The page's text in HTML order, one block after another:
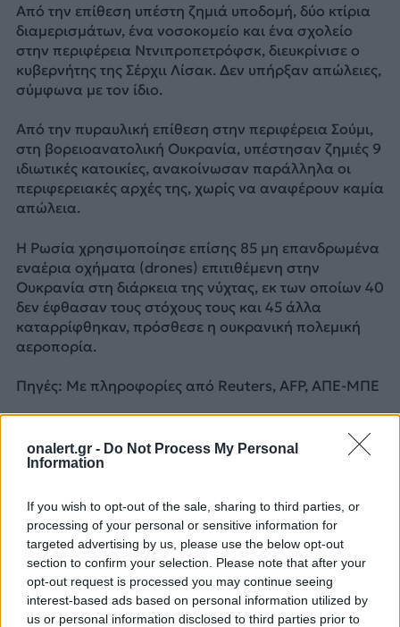
onalert.gr - Do Not Process My Personal
Information
If you wish to opt-out of the sale, sharing to third parties, or
processing of your personal or sensitive information for
targeted advertising by us, please use the below opt-out
section to confirm your selection. Please note that after your
opt-out request is processed you may continue seeing
interest-based ads based on personal information utilized by
us or personal information disclosed to third parties prior to
Από την επίθεση υπέστη ζημιά υποδομή, δύο κτίρια
διαμερισμάτων, ένα νοσοκομείο και ένα σχολείο
στην περιφέρεια Ντνιπροπετρόφσκ, διευκρίνισε ο
κυβερνήτης της Σέρχιι Λίσακ. Δεν υπήρξαν απώλειες,
σύμφωνα με τον ίδιο.
Από την πυραυλική επίθεση στην περιφέρεια Σούμι,
στη βορειοανατολική Ουκρανία, υπέστησαν ζημιές 9
ιδιωτικές κατοικίες, ανακοίνωσαν παράλληλα οι
περιφερειακές αρχές της, χωρίς να αναφέρουν καμία
απώλεια.
Η Ρωσία χρησιμοποίησε επίσης 85 μη επανδρωμένα
εναέρια οχήματα (drones) επιτιθέμενη στην
Ουκρανία στη διάρκεια της νύχτας, εκ των οποίων 40
δεν έφθασαν τους στόχους τους και 45 άλλα
καταρρίφθηκαν, πρόσθεσε η ουκρανική πολεμική
αεροπορία.
Πηγές: Με πληροφορίες από Reuters, AFP, ΑΠΕ-ΜΠΕ